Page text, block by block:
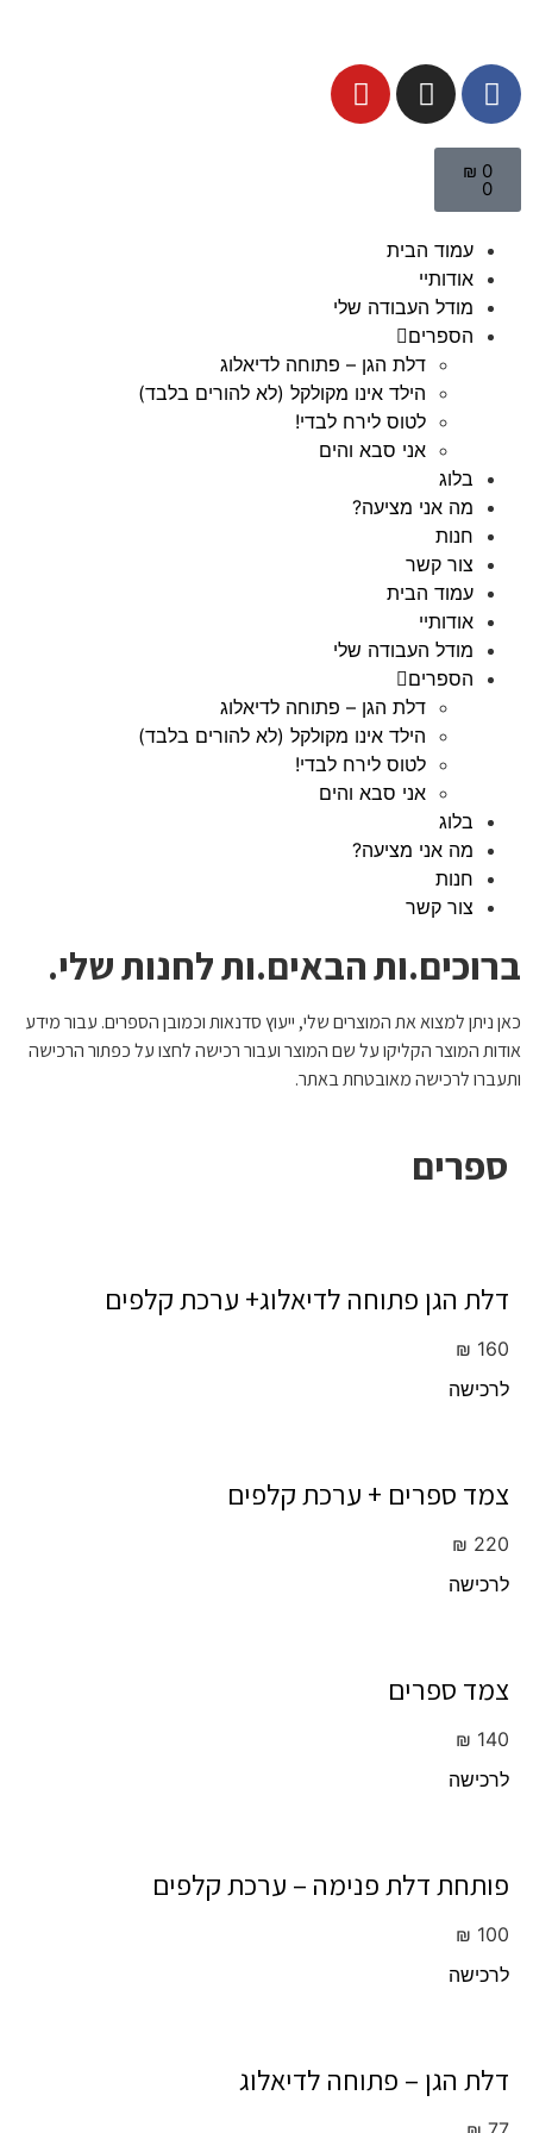
₪ 0
0
עמוד הבית
אודותיי
מודל העבודה שלי
הספרים
דלת הגן – פתוחה לדיאלוג
הילד אינו מקולקל (לא להורים בלבד)
לטוס לירח לבדי!
אני סבא והים
בלוג
מה אני מציעה?
חנות
צור קשר
עמוד הבית
אודותיי
מודל העבודה שלי
הספרים
דלת הגן – פתוחה לדיאלוג
הילד אינו מקולקל (לא להורים בלבד)
לטוס לירח לבדי!
אני סבא והים
בלוג
מה אני מציעה?
חנות
צור קשר
ברוכים.ות הבאים.ות לחנות שלי.
כאן ניתן למצוא את המוצרים שלי, ייעוץ סדנאות וכמובן הספרים. עבור מידע
אודות המוצר הקליקו על שם המוצר ועבור רכישה לחצו על כפתור הרכישה
ותעברו לרכישה מאובטחת באתר.
ספרים
דלת הגן פתוחה לדיאלוג+ ערכת קלפים
₪ 160
לרכישה
צמד ספרים + ערכת קלפים
₪ 220
לרכישה
צמד ספרים
₪ 140
לרכישה
פותחת דלת פנימה – ערכת קלפים
₪ 100
לרכישה
דלת הגן – פתוחה לדיאלוג